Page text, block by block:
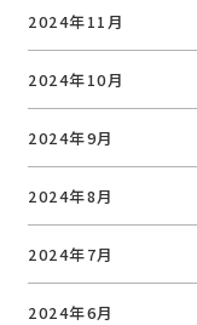
2024年11月
2024年10月
2024年9月
2024年8月
2024年7月
2024年6月